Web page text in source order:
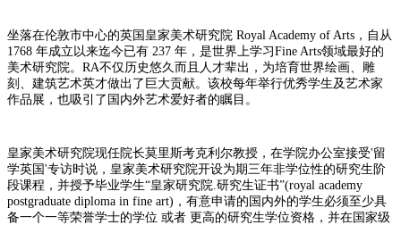
坐落在伦敦市中心的英国皇家美术研究院 Royal Academy of Arts，自从
1768 年成立以来迄今已有 237 年，是世界上学习Fine Arts领域最好的
美术研究院。RA不仅历史悠久而且人才辈出，为培育世界绘画、雕
刻、建筑艺术英才做出了巨大贡献。该校每年举行优秀学生及艺术家
作品展，也吸引了国内外艺术爱好者的瞩目。
皇家美术研究院现任院长莫里斯考克利尔教授，在学院办公室接受'留
学英国'专访时说，皇家美术研究院开设为期三年非学位性的研究生阶
段课程，并授予毕业学生“皇家研究院.研究生证书”(royal academy
postgraduate diploma in fine art)，有意申请的国内外的学生必须至少具
备一个一等荣誉学士的学位 或者 更高的研究生学位资格，并在国家级